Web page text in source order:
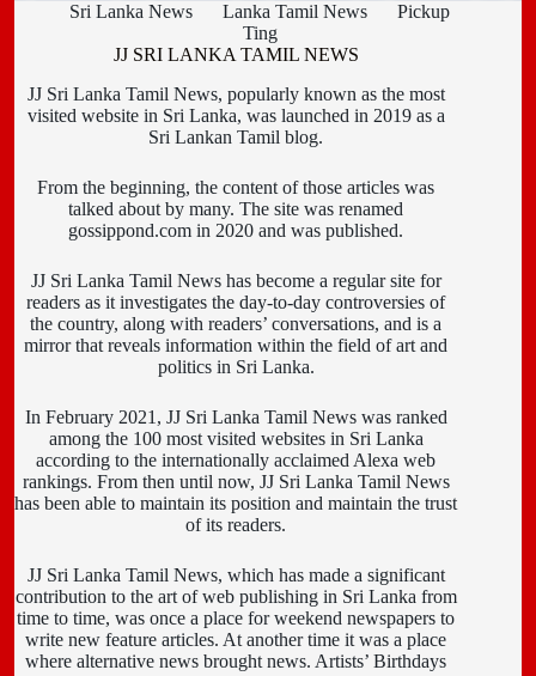
Sri Lanka News Lanka Tamil News
Pickup
Ting
JJ SRI LANKA TAMIL NEWS
JJ Sri Lanka Tamil News, popularly known as the most
visited website in Sri Lanka, was launched in 2019 as a
Sri Lankan Tamil blog.
From the beginning, the content of those articles was
talked about by many. The site was renamed
gossippond.com in 2020 and was published.
JJ Sri Lanka Tamil News has become a regular site for
readers as it investigates the day-to-day controversies of
the country, along with readers’ conversations, and is a
mirror that reveals information within the field of art and
politics in Sri Lanka.
In February 2021, JJ Sri Lanka Tamil News was ranked
among the 100 most visited websites in Sri Lanka
according to the internationally acclaimed Alexa web
rankings. From then until now, JJ Sri Lanka Tamil News
has been able to maintain its position and maintain the trust
of its readers.
JJ Sri Lanka Tamil News, which has made a significant
contribution to the art of web publishing in Sri Lanka from
time to time, was once a place for weekend newspapers to
write new feature articles. At another time it was a place
where alternative news brought news. Artists’ Birthdays